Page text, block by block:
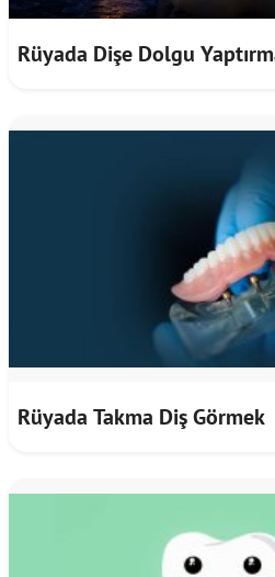
Rüyada Dişe Dolgu
Rüyada Takma Diş Görmek